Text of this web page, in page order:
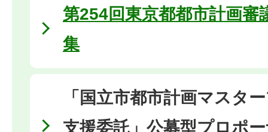
第254回東京都都市計画審
集
「国立市都市計画マスタ
支援委託」公募型プロポ